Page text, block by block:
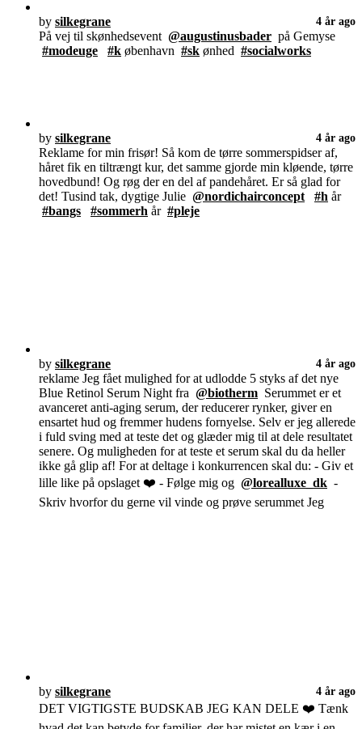
by silkegrane 4 år ago
På vej til skønhedsevent @augustinusbader på Gemyse
#modeuge
#k øbenhavn #sk ønhed #socialworks
by silkegrane 4 år ago
Reklame for min frisør! Så kom de tørre sommerspidser af,
håret fik en tiltrængt kur, det samme gjorde min kløende, tørre
hovedbund! Og røg der en del af pandehåret. Er så glad for
det! Tusind tak, dygtige Julie @nordichairconcept #h år
#bangs
#sommerh år #pleje
by silkegrane 4 år ago
reklame Jeg fået mulighed for at udlodde 5 styks af det nye
Blue Retinol Serum Night fra @biotherm Serummet er et
avanceret anti-aging serum, der reducerer rynker, giver en
ensartet hud og fremmer hudens fornyelse. Selv er jeg allerede
i fuld sving med at teste det og glæder mig til at dele resultatet
senere. Og muligheden for at teste et serum skal du da heller
ikke gå glip af! For at deltage i konkurrencen skal du: - Giv et
lille like på opslaget ❤️ - Følge mig og @lorealluxe_dk -
Skriv hvorfor du gerne vil vinde og prøve serummet Jeg
by silkegrane 4 år ago
DET VIGTIGSTE BUDSKAB JEG KAN DELE ❤️ Tænk